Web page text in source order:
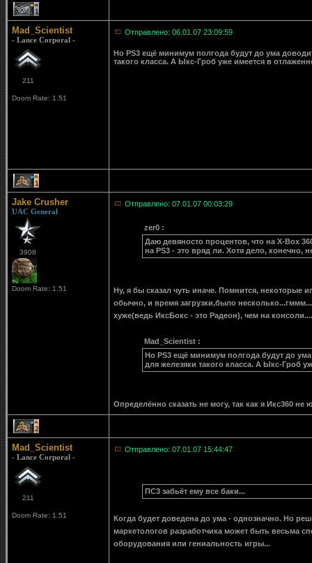
1
Mad_Scientist
- Lance Corporal -
211
Doom Rate: 1.51
Отправлено: 06.01.07 23:09:59
Но PS3 ещё минимум полгода будут до ума
такого класса. А Ыкс-Гроб уже имеется в
1
Jake Crusher
UAC General
3908
Doom Rate: 1.51
Отправлено: 07.01.07 00:03:29
zer0 :
Даю девяносто процентов, что на X-Box
на PS3 - это вряд ли. Хотя дело, конечно,
Ну, я бы сказал чуть иначе. Помнится, некоторые
обычно, и время загрузки,было
хуже(ведь ИксБокс - это Радеон), чем на
Mad_Scientist :
Но PS3 ещё минимум полгода будут до
для железяки такого класса. А Ыкс-Гроб
Определённо сказать не могу, так как я Икс360
2
Mad_Scientist
- Lance Corporal -
211
Doom Rate: 1.51
Отправлено: 07.01.07 15:44:47
ПС3 забьёт ему все баки...
Когда будет доведена до ума - однозначно. Но
маркетологов разработчика может быть весьма
оборудования или гениальность игры...